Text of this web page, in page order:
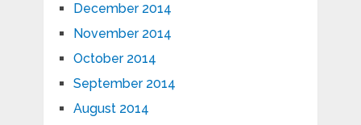
December 2014
November 2014
October 2014
September 2014
August 2014